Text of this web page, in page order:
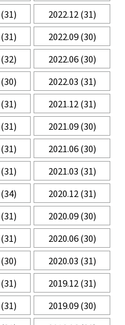
(31) 2022.12(31)
(31) 2022.09(30)
(32) 2022.06(30)
(30) 2022.03 (31)
(31) 2021.12(31)
(31) 2021.09(30)
(31) 2021.06(30)
(31) 2021.03 (31)
(34) 2020.12(31)
(31) 2020.09(30)
(31) 2020.06(30)
(30) 2020.03 (31)
(31) 2019.12(31)
(31) 2019.09(30)